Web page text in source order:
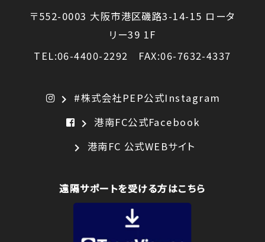
〒552-0003 大阪市港区磯路3-14-15 ロータ
リー39 1F
TEL:06-4400-2292 FAX:06-7632-4337
chevron_right #株式会社PEP公式Instagram
chevron_right 港南FC公式Facebook
chevron_right 港南FC 公式WEBサイト
遠隔サポートを受ける方はこちら